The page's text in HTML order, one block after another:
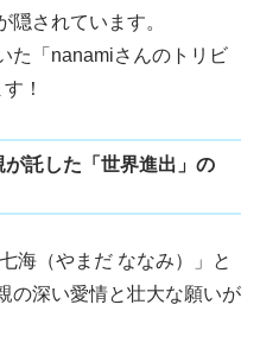
隠されています。
た「nanamiさんのトリビ
！
託した「世界進出」の
海（やまだ ななみ）」と
の深い愛情と壮大な願いが